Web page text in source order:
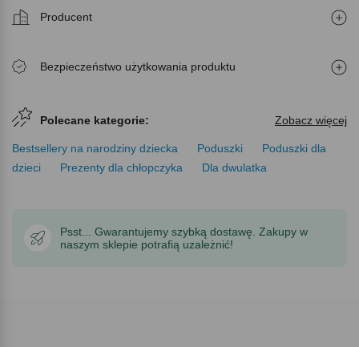
Producent
Bezpieczeństwo użytkowania produktu
Polecane kategorie: Zobacz więcej
Bestsellery na narodziny dziecka Poduszki
Poduszki dla
dzieci
Prezenty dla chłopczyka Dla dwulatka
Psst... Gwarantujemy szybką dostawę. Zakupy w
naszym sklepie potrafią uzależnić!